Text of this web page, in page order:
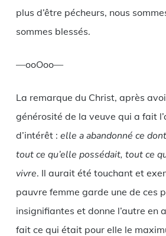
plus d’être pécheurs, nous
sommes blessés.
—ooOoo—
La remarque du Christ, après
générosité de la veuve qui a fait
d’intérêt : elle a abandonné ce
tout ce qu’elle possédait, tout ce
vivre. Il aurait été touchant et
pauvre femme garde une de ces
insignifiantes et donne l’autre en
fait ce qui était pour elle le